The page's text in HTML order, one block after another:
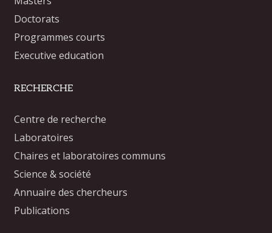
Doctorats
Programmes courts
Executive education
RECHERCHE
Centre de recherche
Laboratoires
Chaires et laboratoires communs
Science & société
Annuaire des chercheurs
Publications